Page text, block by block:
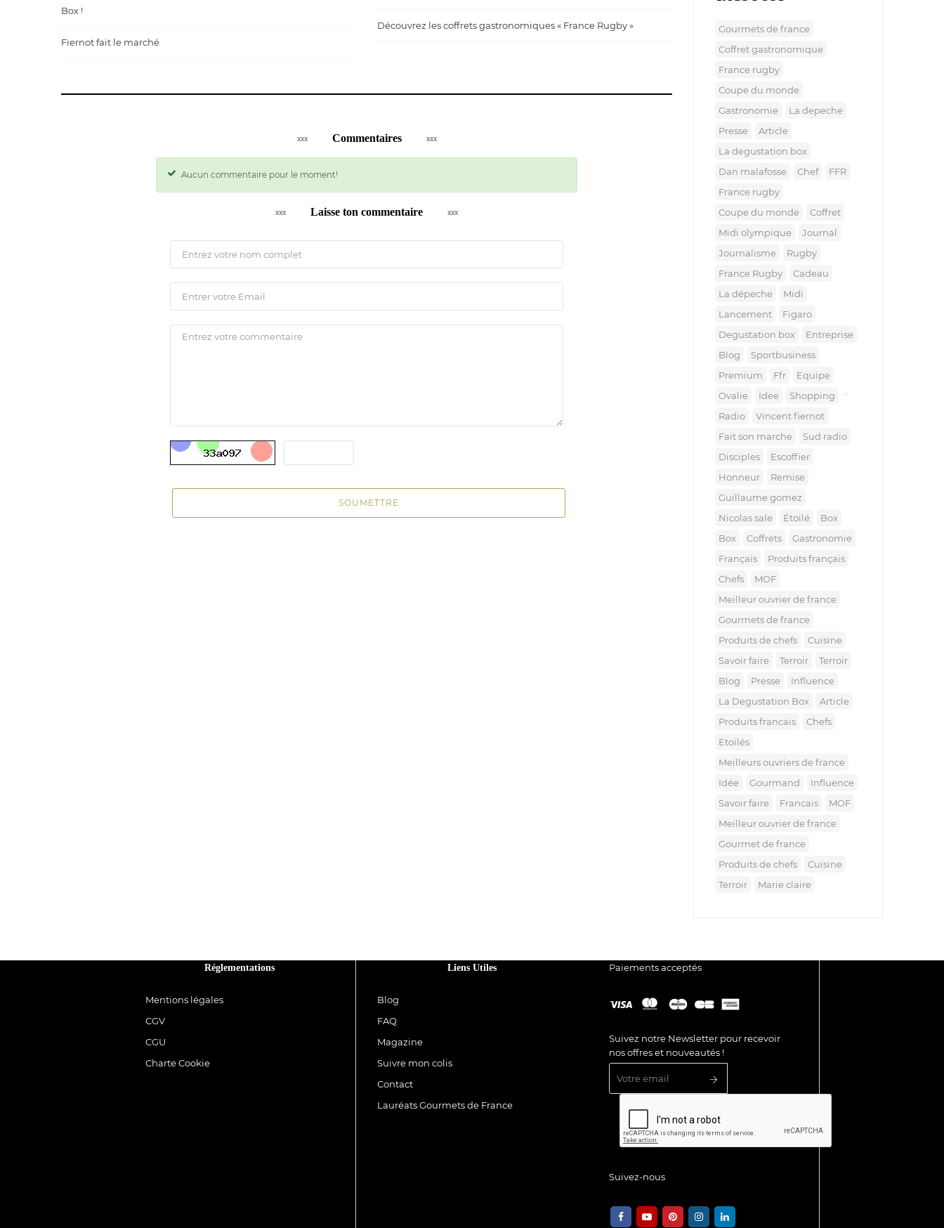
Box !
Fiernot fait le marché
Découvrez les coffrets gastronomiques « France Rugby »
Commentaires
Aucun commentaire pour le moment!
Laisse ton commentaire
SOUMETTRE
gourmets de france
coffret gastronomique
france rugby
coupe du monde
gastronomie
la depeche
presse
article
la degustation box
dan malafosse
chef
FFR
france rugby
coupe du monde
coffret
midi olympique
journal
journalisme
rugby
France Rugby
cadeau
la dépeche
midi
lancement
figaro
degustation box
entreprise
blog
sportbusiness
premium
ffr
equipe
ovalie
idee
shopping
radio
vincent fiernot
fait son marche
sud radio
disciples
escoffier
honneur
remise
guillaume gomez
nicolas sale
étoilé
box
Box
coffrets
gastronomie
français
produits français
chefs
MOF
meilleur ouvrier de france
gourmets de france
produits de chefs
cuisine
savoir faire
terroir
terroir
blog
presse
influence
la Degustation Box
article
produits francais
chefs
etoilés
meilleurs ouvriers de france
idée
gourmand
influence
savoir faire
francais
MOF
meilleur ouvrier de france
gourmet de france
produits de chefs
cuisine
terroir
marie claire
Réglementations
Mentions légales
CGV
CGU
Charte Cookie
Liens Utiles
Blog
FAQ
Magazine
Suivre mon colis
Contact
Lauréats Gourmets de France
Paiements acceptés
Suivez notre Newsletter pour recevoir
nos offres et nouveautés !
Suivez-nous